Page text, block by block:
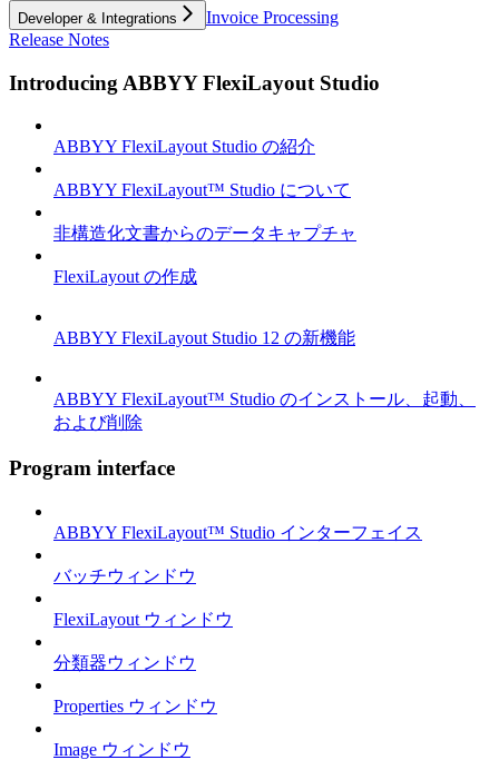
Developer & Integrations
Invoice Processing
Release Notes
Introducing ABBYY FlexiLayout Studio
ABBYY FlexiLayout Studio の紹介
ABBYY FlexiLayout™ Studio について
非構造化文書からのデータキャプチャ
FlexiLayout の作成
ABBYY FlexiLayout Studio 12 の新機能
ABBYY FlexiLayout™ Studio のインストール、起動、
および削除
Program interface
ABBYY FlexiLayout™ Studio インターフェイス
バッチウィンドウ
FlexiLayout ウィンドウ
分類器ウィンドウ
Properties ウィンドウ
Image ウィンドウ